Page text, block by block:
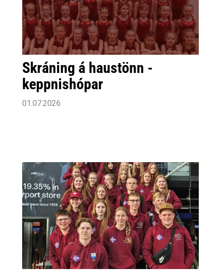
Skráning á haustönn -
keppnishópar
01.07.2026